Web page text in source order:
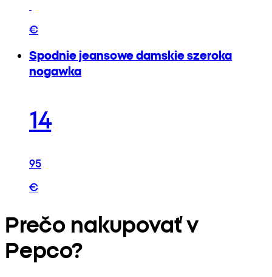
€
Spodnie jeansowe damskie szeroka
nogawka
14
95
€
Prečo nakupovať v
Pepco?